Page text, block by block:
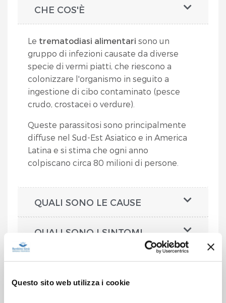
Questo sito web utilizza i cookie
CHE COS'È
Le trematodiasi alimentari sono un
gruppo di infezioni causate da diverse
specie di vermi piatti, che riescono a
colonizzare l'organismo in seguito a
ingestione di cibo contaminato (pesce
crudo, crostacei o verdure).
Queste parassitosi sono principalmente
diffuse nel Sud-Est Asiatico e in America
Latina e si stima che ogni anno
colpiscano circa 80 milioni di persone.
QUALI SONO LE CAUSE
QUALI SONO I SINTOMI
COME SI FA LA DIAGNOSI